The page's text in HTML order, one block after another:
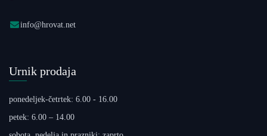
info@hrovat.net
Urnik prodaja
ponedeljek-četrtek: 6.00 - 16.00
petek: 6.00 – 14.00